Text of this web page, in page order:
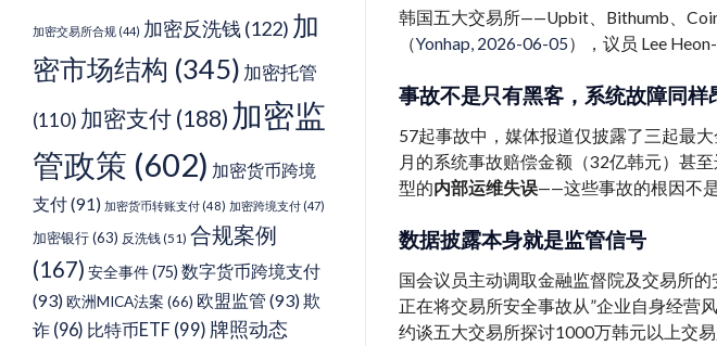
加密交易所合规 (44) 加密反洗钱 (122) 加
密市场结构 (345) 加密托管
(110) 加密支付 (188) 加密监
管政策 (602) 加密货币跨境
支付(91) 加密货币转账支付 (48) 加密跨境支付 (47)
加密银行(63) 反洗钱(51) 合规案例
(167) 安全事件(75) 数字货币跨境支付
(93)欧洲MICA法案 (66) 欧盟监管 (93)欺
诈 (96) 比特币ETF (99) 牌照动态
韩国五大交易所——Upbit、Bithumb、
（Yonhap, 2026-06-05），议员 Lee
事故不是只有黑客，系统故障同样
57起事故中，媒体报道仅披露了三起最
月的系统事故赔偿金额（32亿韩元）甚
型的内部运维失误——这些事故的根因不
数据披露本身就是监管信号
国会议员主动调取金融监督院及交易所
正在将交易所安全事故从”企业自身经营
约谈五大交易所探讨1000万韩元以上交